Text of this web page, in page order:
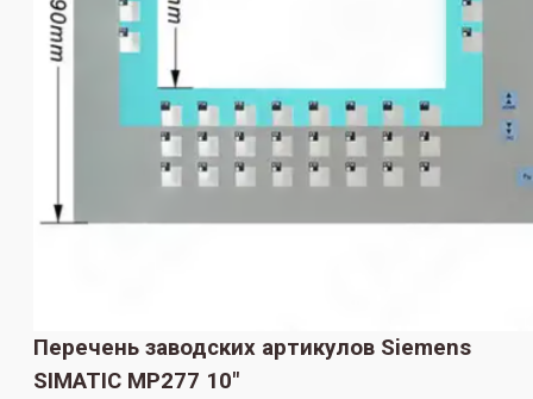
Перечень заводских артикулов Siemens
SIMATIC MP277 10"